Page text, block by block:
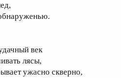
век
лясы,
ужасно скверно,